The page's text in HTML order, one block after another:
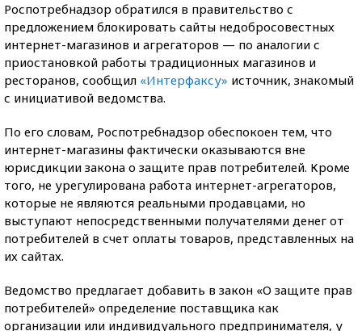
Роспотребнадзор обратился в правительство с
предложением блокировать сайты недобросовестных
интернет-магазинов и агрегаторов — по аналогии с
приостановкой работы традиционных магазинов и
ресторанов, сообщил «Интерфаксу» источник, знакомый
с инициативой ведомства.
По его словам, Роспотребнадзор обеспокоен тем, что
интернет-магазины фактически оказываются вне
юрисдикции закона о защите прав потребителей. Кроме
того, не урегулирована работа интернет-агрегаторов,
которые не являются реальными продавцами, но
выступают непосредственными получателями денег от
потребителей в счет оплаты товаров, представленных на
их сайтах.
Ведомство предлагает добавить в закон «О защите прав
потребителей» определение поставщика как
организации или индивидуального предпринимателя, у